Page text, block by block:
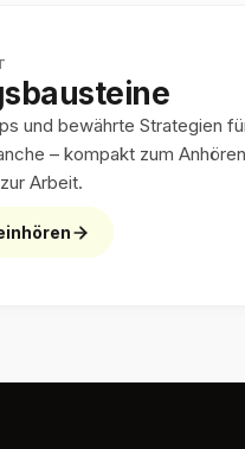
und bewährte Strategien
– kompakt zum
Arbeit.